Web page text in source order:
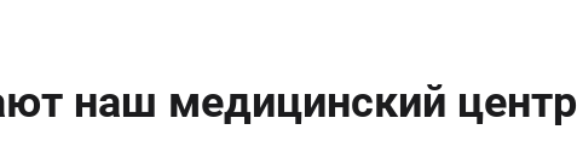
наш медицинский центр